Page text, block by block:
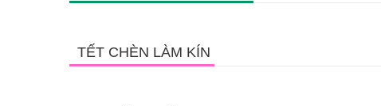
TẾT CHÈN LÀM KÍN